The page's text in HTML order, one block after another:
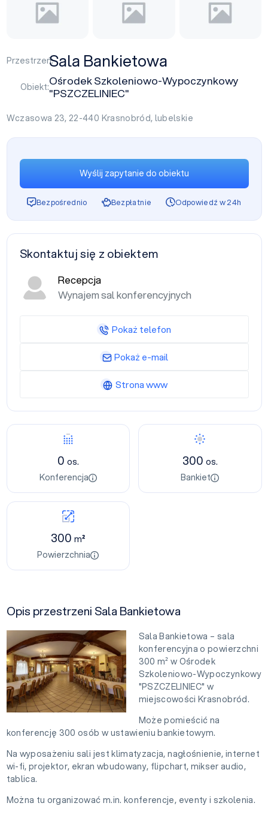
Przestrzeń:Sala Bankietowa
Obiekt:Ośrodek Szkoleniowo-Wypoczynkowy
"PSZCZELINIEC"
Wczasowa 23, 22-440 Krasnobród, lubelskie
0 os.
Konferencja
300 os.
Bankiet
300m²
Powierzchnia
Opis przestrzeni Sala Bankietowa
Sala Bankietowa – sala
konferencyjna o powierzchni
300 m² w Ośrodek
Szkoleniowo-Wypoczynkowy
"PSZCZELINIEC" w
miejscowości Krasnobród.
Może pomieścić na
konferencję 300 osób w ustawieniu bankietowym.
Na wyposażeniu sali jest klimatyzacja, nagłośnienie, internet
wi-fi, projektor, ekran wbudowany, flipchart, mikser audio,
tablica.
Można tu organizować m.in. konferencje, eventy i szkolenia.
Wyślij zapytanie do obiektu
Bezpośrednio Bezpłatnie Odpowiedź w 24h
Skontaktuj się z obiektem
Recepcja
Wynajem sal konferencyjnych
Pokaż telefon
Pokaż e-mail
Strona www